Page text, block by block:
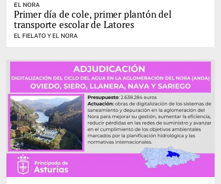
EL NORA
Primer día de cole, primer plantón del
transporte escolar de Latores
EL FIELATO Y EL NORA